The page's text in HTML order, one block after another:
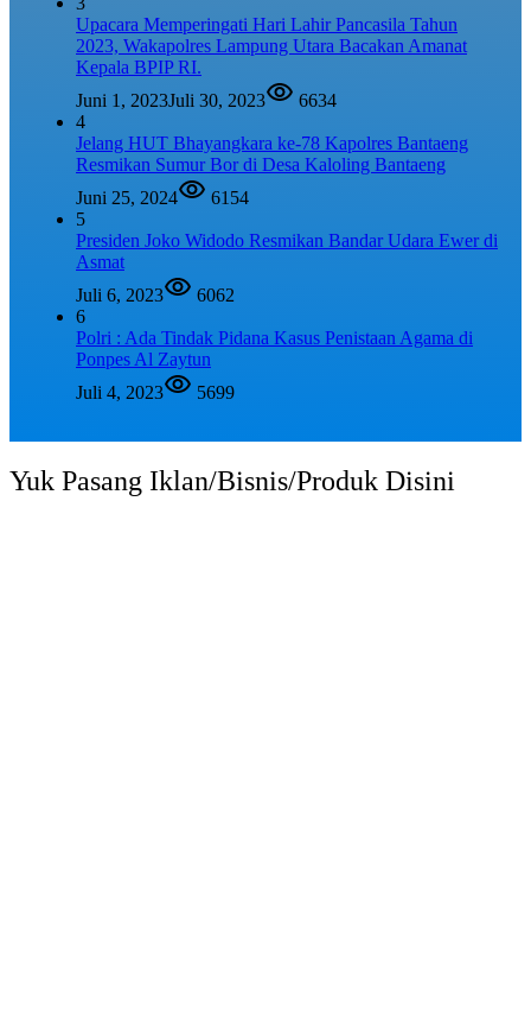
Upacara Memperingati Hari Lahir Pancasila Tahun
2023, Wakapolres Lampung Utara Bacakan Amanat
Kepala BPIP RI.
Juni 1, 2023Juli 30, 2023
6634
4
Jelang HUT Bhayangkara ke-78 Kapolres Bantaeng
Resmikan Sumur Bor di Desa Kaloling Bantaeng
Juni 25, 2024
6154
5
Presiden Joko Widodo Resmikan Bandar Udara Ewer di
Asmat
Juli 6, 2023
6062
6
Polri : Ada Tindak Pidana Kasus Penistaan Agama di
Ponpes Al Zaytun
Juli 4, 2023
5699
Yuk Pasang Iklan/Bisnis/Produk Disini